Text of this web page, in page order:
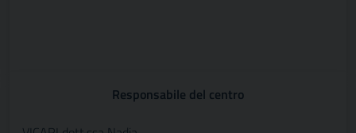
Responsabile del centro